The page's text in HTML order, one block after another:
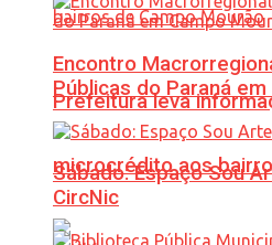
Prefeitura leva
microcrédito aos
Encontro
Públicas do Paraná
Sábado: Espaço Sou
CircNic